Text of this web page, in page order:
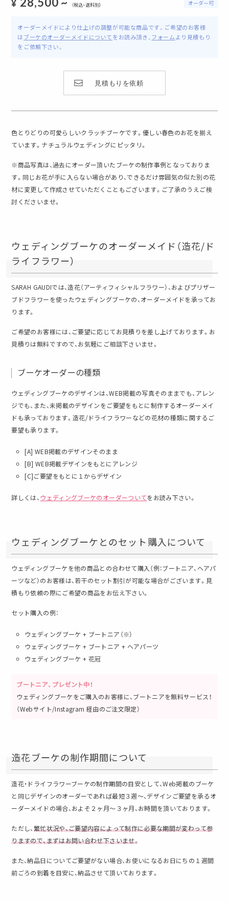
オーダー可
¥ （税込・送料別）
オーダーメイドにより仕上げの調整が可能な商品です。 ご希望のお客様
はブーケのオーダーメイドについてをお読み頂き、 フォームより見積もり
をご依頼下さい。
見積もりを依頼
色とりどりの可愛らしいクラッチブーケです。優しい春色のお花を揃え
ています。ナチュラルウェディングにピッタリ。
※商品写真は、過去にオーダー頂いたブーケの制作事例となっておりま
す。同じお花が手に入らない場合があり、できるだけ雰囲気の似た別の花
材に変更して作成させていただくこともございます。ご了承のうえご検
討くださいませ。
ウェディングブーケのオーダーメイド（造花/ド
ライフラワー）
SARAH GAUDIでは、造花（アーティフィシャルフラワー）、およびプリザー
ブドフラワーを使ったウェディングブーケの、オーダーメイドを承ってお
ります。
ご希望のお客様には、ご要望に応じてお見積りを差し上げております。お
見積りは無料ですので、お気軽にご相談下さいませ。
ブーケオーダーの種類
ウェディングブーケのデザインは、WEB掲載の写真そのままでも、アレン
ジでも、また、未掲載のデザインをご要望をもとに制作するオーダーメイ
ドも承っております。造花/ドライフラワーなどの花材の種類に関するご
要望も承ります。
[A] WEB掲載のデザインそのまま
[B] WEB掲載デザインをもとにアレンジ
[C]ご要望をもとに１からデザイン
詳しくは、 ウェディングブーケのオーダーついてをお読み下さい。
ウェディングブーケとのセット購入について
ウェディングブーケを他の商品との合わせて購入（例：ブートニア、ヘアパ
ーツなど）のお客様は、若干のセット割引が可能な場合がございます。見
積もり依頼の際にご希望の商品をお伝え下さい。
セット購入の例：
ウェディングブーケ + ブートニア（※）
ウェディングブーケ + ブートニア + ヘアパーツ
ウェディングブーケ + 花冠
ブートニア、プレゼント中！
ウェディングブーケをご購入のお客様に、ブートニアを無料サービス！
（Webサイト/Instagram 経由のご注文限定）
造花ブーケの制作期間について
造花・ドライフラワーブーケの制作期間の目安として、Web掲載のブーケ
と同じデザインのオーダーであれば最短３週〜、デザインご要望を承るオ
ーダーメイドの場合、およそ２ヶ月〜３ヶ月、お時間を頂いております。
ただし、 繁忙状況や、ご要望内容によって制作に必要な期間が変わって参
りますので、まずはお問い合わせ下さいませ。
また、納品日についてご要望がない場合、お使いになるお日にちの１週間
前ごろの到着を目安に、納品させて頂いております。